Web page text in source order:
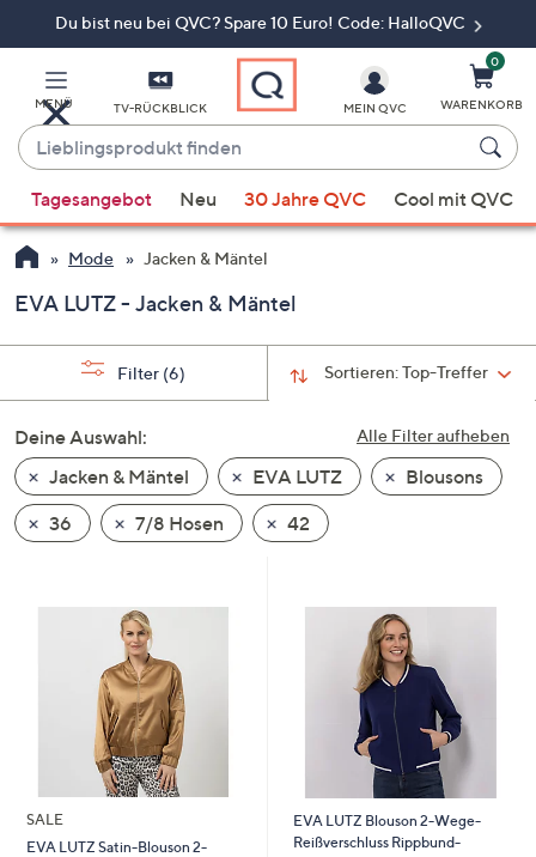
Du bist neu bei QVC? Spare 10 Euro! Code: HalloQVC
MENÜ TV-RÜCKBLICK
Lieblingsprodukt
finden
Vorschläge
verfügbar
sind,
verwenden
oben
und
nach
unten
rechts,
um
MEIN QVC
0
WARENKORB
Tagesangebot Neu 30 Jahre QVC Cool mit QVC
Mode Jacken & Mäntel
EVA LUTZ - Jacken & Mäntel
Sortieren:Top-Treffer
Filter (6)
Alle Filter aufheben
Deine Auswahl:
Jacken & Mäntel
EVA LUTZ
Blousons
36
7/8 Hosen 42
SALE
EVA LUTZ Satin-Blouson 2-
EVA LUTZ Blouson 2-Wege-
Reißverschluss Rippbund-